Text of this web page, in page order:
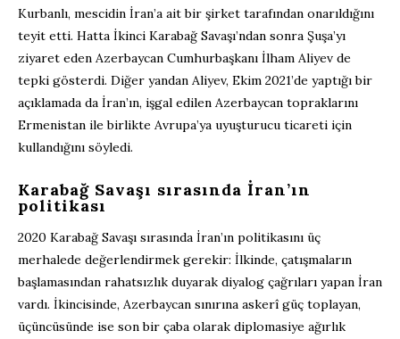
Kurbanlı, mescidin İran’a ait bir şirket tarafından onarıldığını
teyit etti. Hatta İkinci Karabağ Savaşı’ndan sonra Şuşa’yı
ziyaret eden Azerbaycan Cumhurbaşkanı İlham Aliyev de
tepki gösterdi. Diğer yandan Aliyev, Ekim 2021’de yaptığı bir
açıklamada da İran’ın, işgal edilen Azerbaycan topraklarını
Ermenistan ile birlikte Avrupa’ya uyuşturucu ticareti için
kullandığını söyledi.
Karabağ Savaşı sırasında İran’ın
politikası
2020 Karabağ Savaşı sırasında İran’ın politikasını üç
merhalede değerlendirmek gerekir: İlkinde, çatışmaların
başlamasından rahatsızlık duyarak diyalog çağrıları yapan İran
vardı. İkincisinde, Azerbaycan sınırına askerî güç toplayan,
üçüncüsünde ise son bir çaba olarak diplomasiye ağırlık